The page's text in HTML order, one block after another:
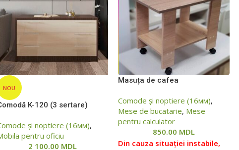
NOU
K-120 (3 sertare)
și noptiere (16мм),
pentru oficiu
2 100.00 MDL
Masuța de cafea
Comode și noptiere (16мм),
Mese de bucatarie, Mese
pentru calculator
850.00 MDL
Din cauza situației instabile,